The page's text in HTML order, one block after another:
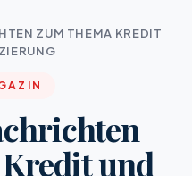
ZUM THEMA KREDIT
und